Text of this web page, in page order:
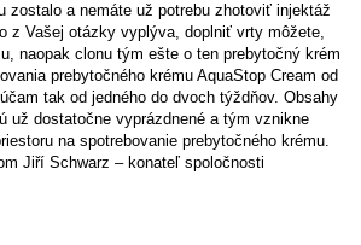
zostalo a nemáte už potrebu zhotoviť injektáž
z Vašej otázky vyplýva, doplniť vrty môžete,
naopak clonu tým ešte o ten prebytočný krém
prebytočného krému AquaStop Cream od
tak od jedného do dvoch týždňov. Obsahy
už dostatočne vyprázdnené a tým vznikne
na spotrebovanie prebytočného krému.
Jiří Schwarz – konateľ spoločnosti